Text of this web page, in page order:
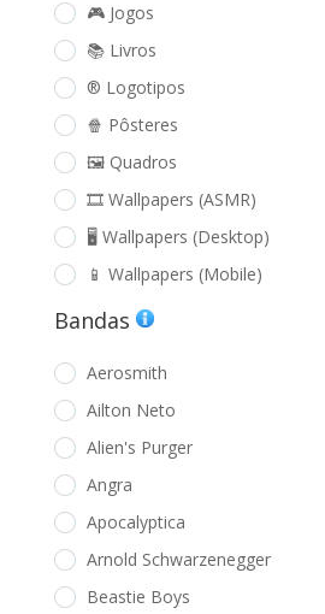
🎮 Jogos
📚 Livros
®️ Logotipos
🍿 Pôsteres
🖼️ Quadros
🎞️ Wallpapers (ASMR)
🖥️ Wallpapers (Desktop)
📱 Wallpapers (Mobile)
Bandas
Aerosmith
Ailton Neto
Alien's Purger
Angra
Apocalyptica
Arnold Schwarzenegger
Beastie Boys